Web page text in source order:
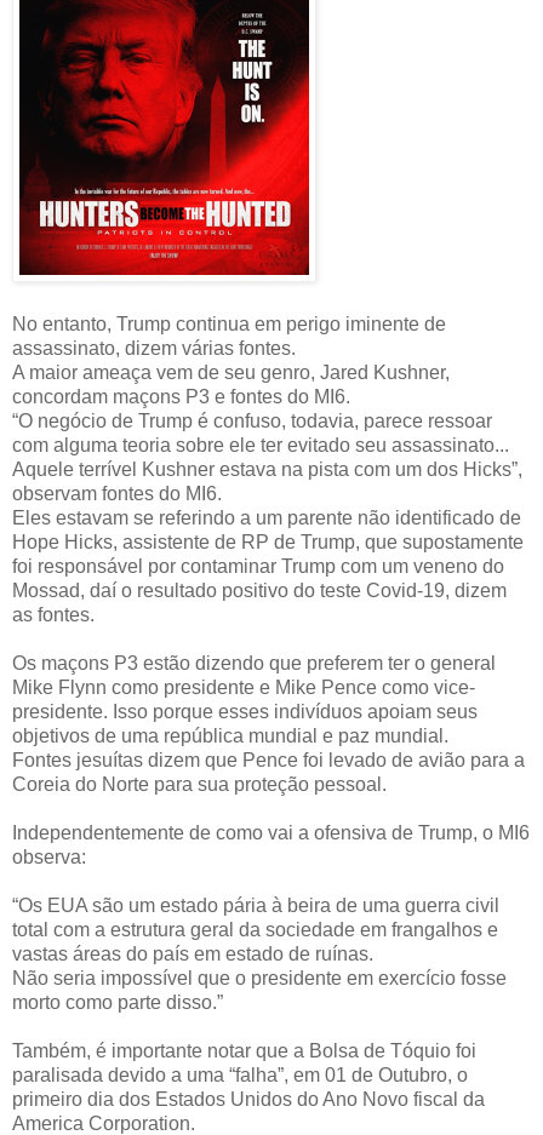
No entanto, Trump continua em perigo iminente de
assassinato, dizem várias fontes.
A maior ameaça vem de seu genro, Jared Kushner,
concordam maçons P3 e fontes do MI6.
“O negócio de Trump é confuso, todavia, parece ressoar
com alguma teoria sobre ele ter evitado seu assassinato...
Aquele terrível Kushner estava na pista com um dos Hicks”,
observam fontes do MI6.
Eles estavam se referindo a um parente não identificado de
Hope Hicks, assistente de RP de Trump, que supostamente
foi responsável por contaminar Trump com um veneno do
Mossad, daí o resultado positivo do teste Covid-19, dizem
as fontes.
Os maçons P3 estão dizendo que preferem ter o general
Mike Flynn como presidente e Mike Pence como vice-
presidente. Isso porque esses indivíduos apoiam seus
objetivos de uma república mundial e paz mundial.
Fontes jesuítas dizem que Pence foi levado de avião para a
Coreia do Norte para sua proteção pessoal.
Independentemente de como vai a ofensiva de Trump, o MI6
observa:
“Os EUA são um estado pária à beira de uma guerra civil
total com a estrutura geral da sociedade em frangalhos e
vastas áreas do país em estado de ruínas.
Não seria impossível que o presidente em exercício fosse
morto como parte disso.”
Também, é importante notar que a Bolsa de Tóquio foi
paralisada devido a uma “falha”, em 01 de Outubro, o
primeiro dia dos Estados Unidos do Ano Novo fiscal da
America Corporation.